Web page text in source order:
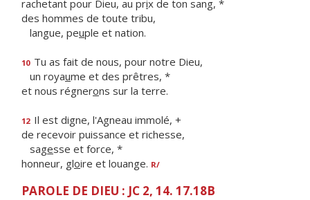
rachetant pour Dieu, au prix de ton sang, *
des hommes de toute tribu,
langue, peuple et nation.
10 Tu as fait de nous, pour notre Dieu,
un royaume et des prêtres, *
et nous régnerons sur la terre.
12 Il est digne, l'Agneau immolé, +
de recevoir puissance et richesse,
sagesse et force, *
honneur, gloire et louange. R/
PAROLE DE DIEU : JC 2, 14. 17.18B